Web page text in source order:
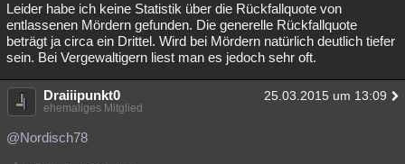
Leider habe ich keine Statistik über die Rückfallquote von
entlassenen Mördern gefunden. Die generelle Rückfallquote
beträgt ja circa ein Drittel. Wird bei Mördern natürlich deutlich tiefer
sein. Bei Vergewaltigern liest man es jedoch sehr oft.
Draiiipunkt0 25.03.2015 um 13:09
ehemaliges Mitglied
@Nordisch78